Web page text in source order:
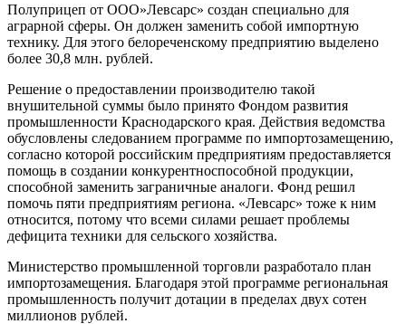
Полуприцеп от ООО»Левсарс» создан специально для
аграрной сферы. Он должен заменить собой импортную
технику. Для этого белореченскому предприятию выделено
более 30,8 млн. рублей.
Решение о предоставлении производителю такой
внушительной суммы было принято Фондом развития
промышленности Краснодарского края. Действия ведомства
обусловлены следованием программе по импортозамещению,
согласно которой российским предприятиям предоставляется
помощь в создании конкурентноспособной продукции,
способной заменить заграничные аналоги. Фонд решил
помочь пяти предприятиям региона. «Левсарс» тоже к ним
относится, потому что всеми силами решает проблемы
дефицита техники для сельского хозяйства.
Министерство промышленной торговли разработало план
импортозамещения. Благодаря этой программе региональная
промышленность получит дотации в пределах двух сотен
миллионов рублей.